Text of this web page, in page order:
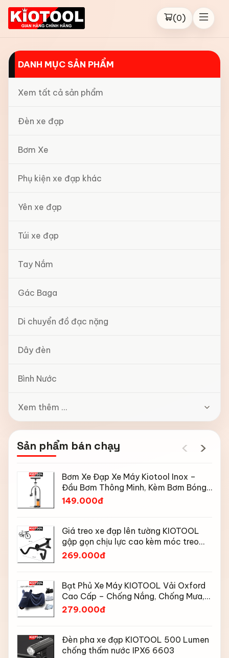
(0)
DANH MỤC SẢN PHẨM
Xem tất cả sản phẩm
Đèn xe đạp
Bơm Xe
Phụ kiện xe đạp khác
Yên xe đạp
Túi xe đạp
Tay Nắm
Gác Baga
Di chuyển đồ đạc nặng
Dây đèn
Bình Nước
Xem thêm ...
Sản phẩm bán chạy ‹ ›
Bơm Xe Đạp Xe Máy Kiotool Inox –
Đầu Bơm Thông Minh, Kèm Bơm Bóng,
Đồng Hồ 160 PSI
149.000đ
Giá treo xe đạp lên tường KIOTOOL
gập gọn chịu lực cao kèm móc treo
mũ bảo hiểm
269.000đ
Bạt Phủ Xe Máy KIOTOOL Vải Oxford
Cao Cấp – Chống Nắng, Chống Mưa,
Chống Bụi, Chống Tia UV, Có Phản
279.000đ
Đèn pha xe đạp KIOTOOL 500 Lumen
chống thấm nước IPX6 6603